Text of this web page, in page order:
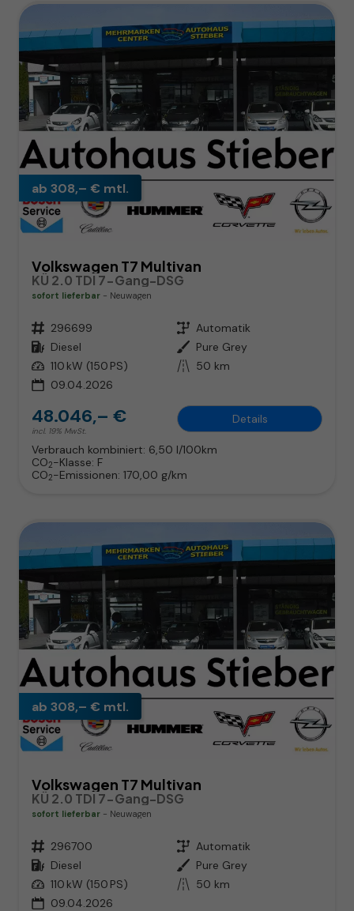
ab 308,– € mtl.
Volkswagen T7 Multivan
KÜ 2.0 TDI 7-Gang-DSG
sofort lieferbar Neuwagen
Fahrzeugnr. 296699 Getriebe Automatik
Kraftstoff Diesel Außenfarbe Pure Grey
Leistung 110 kW (150 PS) Kilometerstand 50 km
09.04.2026
48.046,– €
incl. 19% MwSt.
Details
Verbrauch kombiniert: 6,50 l/100km
CO2-Klasse: F
CO2-Emissionen: 170,00 g/km
ab 308,– € mtl.
Volkswagen T7 Multivan
KÜ 2.0 TDI 7-Gang-DSG
sofort lieferbar Neuwagen
Fahrzeugnr. 296700 Getriebe Automatik
Kraftstoff Diesel Außenfarbe Pure Grey
Leistung 110 kW (150 PS) Kilometerstand 50 km
09.04.2026